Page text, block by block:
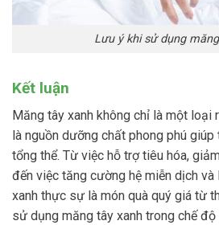
Lưu ý khi sử dụng
Kết luận
Măng tây xanh không chỉ là một loại
là nguồn dưỡng chất phong phú
tổng thể. Từ việc hỗ trợ tiêu hóa,
đến việc tăng cường hệ miễn dịch và
xanh thực sự là món quà quý giá từ
sử dụng măng tây xanh trong chế